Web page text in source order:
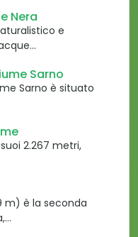
Nera
e
Sarno
Sarno è situato
2.267 metri,
m) è la seconda